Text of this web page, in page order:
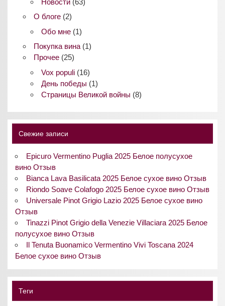
О блоге(2)
Обо мне(1)
Покупка вина(1)
Прочее(25)
Vox populi(16)
День победы (1)
Страницы Великой войны (8)
Свежие записи
Epicuro Vermentino Puglia 2025 Белое полусухое
вино Отзыв
Bianca Lava Basilicata 2025 Белое сухое вино Отзыв
Riondo Soave Colafogo 2025 Белое сухое вино Отзыв
Universale Pinot Grigio Lazio 2025 Белое сухое вино
Отзыв
Tinazzi Pinot Grigio della Venezie Villaciara 2025 Белое
полусухое вино Отзыв
Il Tenuta Buonamico Vermentino Vivi Toscana 2024
Белое сухое вино Отзыв
Теги